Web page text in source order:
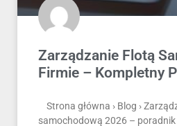
Zarządzanie Flotą
Firmie – Kompletny
Strona główna › Blog ›
samochodową 2026 –